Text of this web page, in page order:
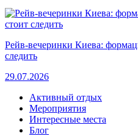
Рейв-вечеринки Киева:
следить
29.07.2026
Активный отдых
Мероприятия
Интересные места
Блог